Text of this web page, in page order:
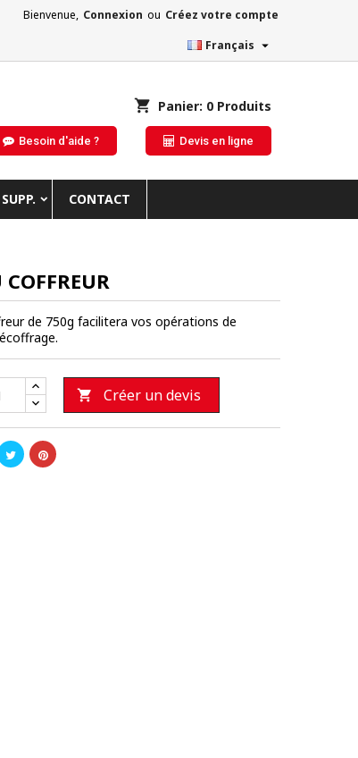
Bienvenue, Connexion ou Créez votre compte
Français 
shopping_cart Panier: 0 Produits
Besoin d'aide ? Devis en ligne
CONTACT
de 750g facilitera vos opérations de
 Créer un devis